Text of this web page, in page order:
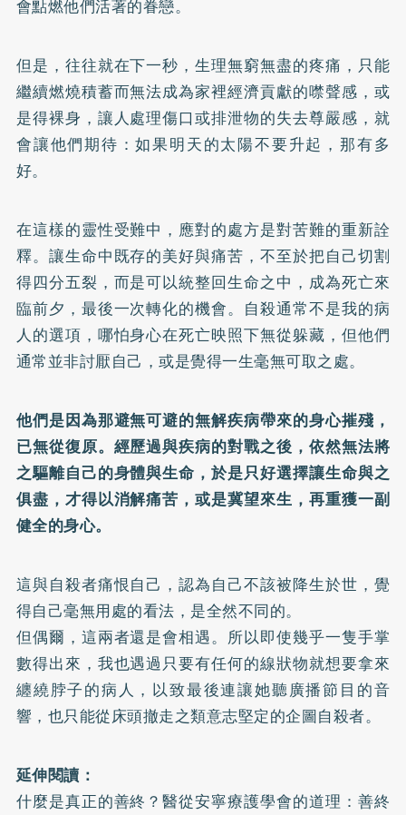
會點燃他們活著的眷戀。
但是，往往就在下一秒，生理無窮無盡的疼痛，只能
繼續燃燒積蓄而無法成為家裡經濟貢獻的噤聲感，或
是得裸身，讓人處理傷口或排泄物的失去尊嚴感，就
會讓他們期待：如果明天的太陽不要升起，那有多
好。
在這樣的靈性受難中，應對的處方是對苦難的重新詮
釋。讓生命中既存的美好與痛苦，不至於把自己切割
得四分五裂，而是可以統整回生命之中，成為死亡來
臨前夕，最後一次轉化的機會。自殺通常不是我的病
人的選項，哪怕身心在死亡映照下無從躲藏，但他們
通常並非討厭自己，或是覺得一生毫無可取之處。
他們是因為那避無可避的無解疾病帶來的身心摧殘，
已無從復原。經歷過與疾病的對戰之後，依然無法將
之驅離自己的身體與生命，於是只好選擇讓生命與之
俱盡，才得以消解痛苦，或是冀望來生，再重獲一副
健全的身心。
這與自殺者痛恨自己，認為自己不該被降生於世，覺
得自己毫無用處的看法，是全然不同的。
但偶爾，這兩者還是會相遇。所以即使幾乎一隻手掌
數得出來，我也遇過只要有任何的線狀物就想要拿來
纏繞脖子的病人，以致最後連讓她聽廣播節目的音
響，也只能從床頭撤走之類意志堅定的企圖自殺者。
延伸閱讀：
什麼是真正的善終？醫從安寧療護學會的道理：善終